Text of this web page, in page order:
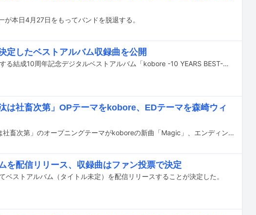
本日4月27日をもってバンドを脱退する。
定したベストアルバム収録曲を公開
koboreが11月26日にリリースする結成10周年記念デジタルベストアルバム「kobore -10 YEARS BEST-」の収録曲が公開された。
は社畜次第」OPテーマをkobore、EDテーマを森崎ウィ
テレビアニメ「異世界の沙汰は社畜次第」のオープニングテーマがkoboreの新曲「Magic」、エンディングテーマがMORISAKI WINの新曲「Back to Back」に決定した。
を配信リリース、収録曲はファン投票で決定
ベストアルバム（タイトル未定）を配信リリースすることが決定した。